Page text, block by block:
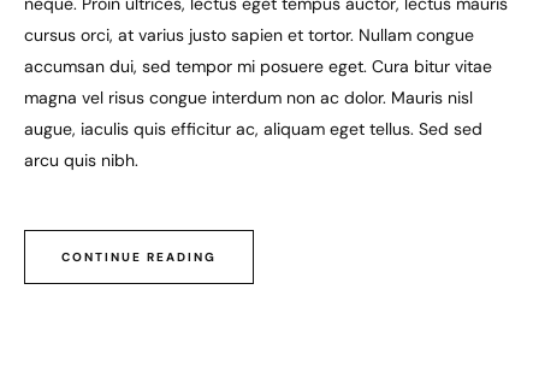
cursus orci, at varius justo sapien et tortor. Nullam congue
accumsan dui, sed tempor mi posuere eget. Cura bitur vitae
magna vel risus congue interdum non ac dolor. Mauris nisl
augue, iaculis quis efficitur ac, aliquam eget tellus. Sed sed
arcu quis nibh.
CONTINUE READING